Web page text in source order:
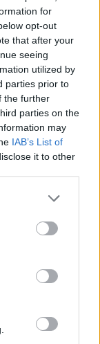
for
opt-out
that after your
seeing
utilized by
parties prior to
the further
parties on the
may
IAB’s List of
it to other
550
due
5°